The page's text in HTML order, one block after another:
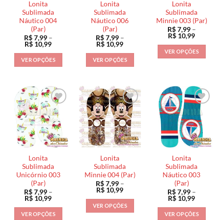
Lonita
Sublimada
Náutico 004
(Par)
R$7,99 –
R$ 10,99Faixa
preço:
R$ 7,99
através
VER OPÇÕES
tem
várias
variantes.
As
opções
podem
ser
escolhidas
na
página
do
produto
Lonita
Sublimada
Náutico 006
(Par)
R$7,99 –
R$ 10,99Faixa
preço:
R$ 7,99
através
VER OPÇÕES
tem
várias
variantes.
As
opções
podem
ser
escolhidas
na
página
do
produto
Lonita
Sublimada
Minnie 003 (Par)
R$7,99 –
R$ 10,99Faixa
preço:
R$ 7,99
através
VER OPÇÕES
várias
variantes.
As
opções
podem
ser
escolhidas
na
página
do
produto
Lonita
Sublimada
Unicórnio 003
(Par)
R$7,99 –
R$ 10,99Faixa
preço:
R$ 7,99
VER OPÇÕES
Lonita
Sublimada
Minnie 004 (Par)
R$7,99 –
R$ 10,99Faixa
preço:
R$ 7,99
através
VER OPÇÕES
Lonita
Sublimada
Náutico 003
(Par)
R$7,99 –
R$ 10,99Faixa
preço:
R$ 7,99
VER OPÇÕES